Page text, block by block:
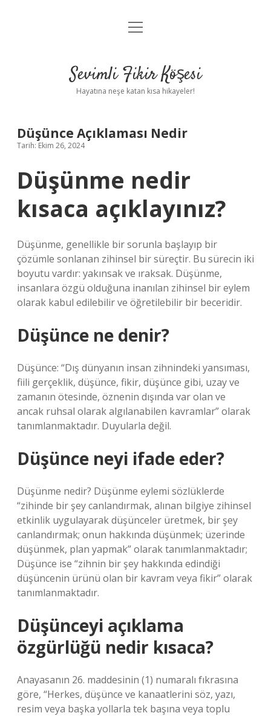
Anasayfa
Yasal Uyarı
menüyü
Sevimli Fikir Köşesi
Hayatına neşe katan kısa hikayeler!
Düşünce Açıklaması Nedir
Tarih: Ekim 26, 2024
Düşünme nedir
kısaca açıklayınız?
Düşünme, genellikle bir sorunla başlayıp bir
çözümle sonlanan zihinsel bir süreçtir. Bu sürecin iki
boyutu vardır: yakınsak ve ıraksak. Düşünme,
insanlara özgü olduğuna inanılan zihinsel bir eylem
olarak kabul edilebilir ve öğretilebilir bir beceridir.
Düşünce ne denir?
Düşünce: “Dış dünyanın insan zihnindeki yansıması,
fiili gerçeklik, düşünce, fikir, düşünce gibi, uzay ve
zamanın ötesinde, öznenin dışında var olan ve
ancak ruhsal olarak algılanabilen kavramlar” olarak
tanımlanmaktadır. Duyularla değil.
Düşünce neyi ifade eder?
Düşünme nedir? Düşünme eylemi sözlüklerde
“zihinde bir şey canlandırmak, alınan bilgiye zihinsel
etkinlik uygulayarak düşünceler üretmek, bir şey
canlandırmak; onun hakkında düşünmek; üzerinde
düşünmek, plan yapmak” olarak tanımlanmaktadır;
Düşünce ise “zihnin bir şey hakkında edindiği
düşüncenin ürünü olan bir kavram veya fikir” olarak
tanımlanmaktadır.
Düşünceyi açıklama
özgürlüğü nedir kısaca?
Anayasanın 26. maddesinin (1) numaralı fıkrasına
göre, “Herkes, düşünce ve kanaatlerini söz, yazı,
resim veya başka yollarla tek başına veya toplu